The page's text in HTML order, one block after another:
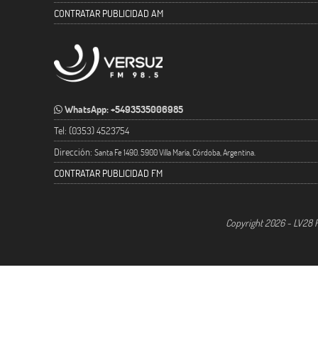
CONTRATAR PUBLICIDAD AM
WhatsApp: +5493535006985
Tel: (0353) 4523754
Dirección: Santa Fe 1490. 5900 Villa María, Córdoba, Argentina.
CONTRATAR PUBLICIDAD FM
Copyright 2026 - LV28